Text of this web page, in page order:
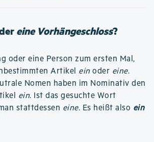
eine Vorhängeschloss?
oder eine Person zum ersten Mal,
Artikel ein oder eine.
Nomen haben im Nominativ den
ein. Ist das gesuchte Wort
stattdessen eine. Es heißt also ein